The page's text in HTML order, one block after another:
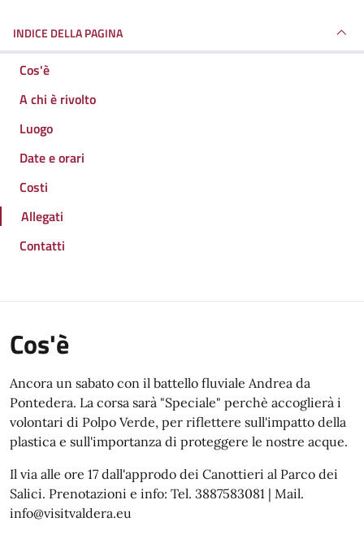
INDICE DELLA PAGINA
Cos'è
A chi è rivolto
Luogo
Date e orari
Costi
Allegati
Contatti
Cos'è
Ancora un sabato con il battello fluviale Andrea da
Pontedera. La corsa sarà "Speciale" perchè accoglierà i
volontari di Polpo Verde, per riflettere sull'impatto della
plastica e sull'importanza di proteggere le nostre acque.
Il via alle ore 17 dall'approdo dei Canottieri al Parco dei
Salici. Prenotazioni e info: Tel. 3887583081 | Mail.
info@visitvaldera.eu